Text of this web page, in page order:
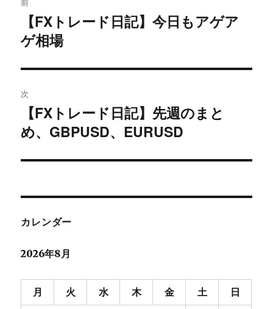
稿
ナ
ビ
ゲ
ー
シ
ン
去
投
稿:
【FXトレード日記】今日もアゲア
ゲ相場
次
の
稿:
【FXトレード日記】先週のまと
め、GBPUSD、EURUSD
カレンダー
2026年8月
月 火 水 木 金 土 日